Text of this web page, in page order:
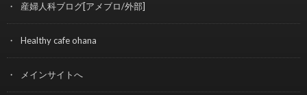
産婦人科ブログ[アメブロ/外部]
Healthy cafe ohana
メインサイトへ